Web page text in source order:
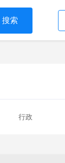
搜索
行政